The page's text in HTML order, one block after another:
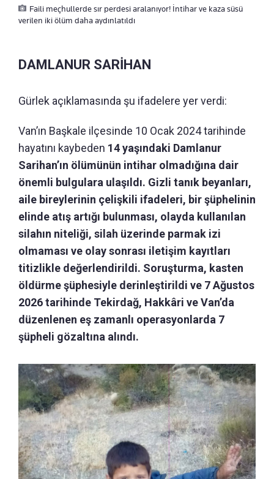
Faili meçhullerde sır perdesi aralanıyor! İntihar ve kaza süsü
verilen iki ölüm daha aydınlatıldı
DAMLANUR SARİHAN
Gürlek açıklamasında şu ifadelere yer verdi:
Van’ın Başkale ilçesinde 10 Ocak 2024 tarihinde
hayatını kaybeden 14 yaşındaki Damlanur
Sarihan’ın ölümünün intihar olmadığına dair
önemli bulgulara ulaşıldı. Gizli tanık beyanları,
aile bireylerinin çelişkili ifadeleri, bir şüphelinin
elinde atış artığı bulunması, olayda kullanılan
silahın niteliği, silah üzerinde parmak izi
olmaması ve olay sonrası iletişim kayıtları
titizlikle değerlendirildi. Soruşturma, kasten
öldürme şüphesiyle derinleştirildi ve 7 Ağustos
2026 tarihinde Tekirdağ, Hakkâri ve Van’da
düzenlenen eş zamanlı operasyonlarda 7
şüpheli gözaltına alındı.